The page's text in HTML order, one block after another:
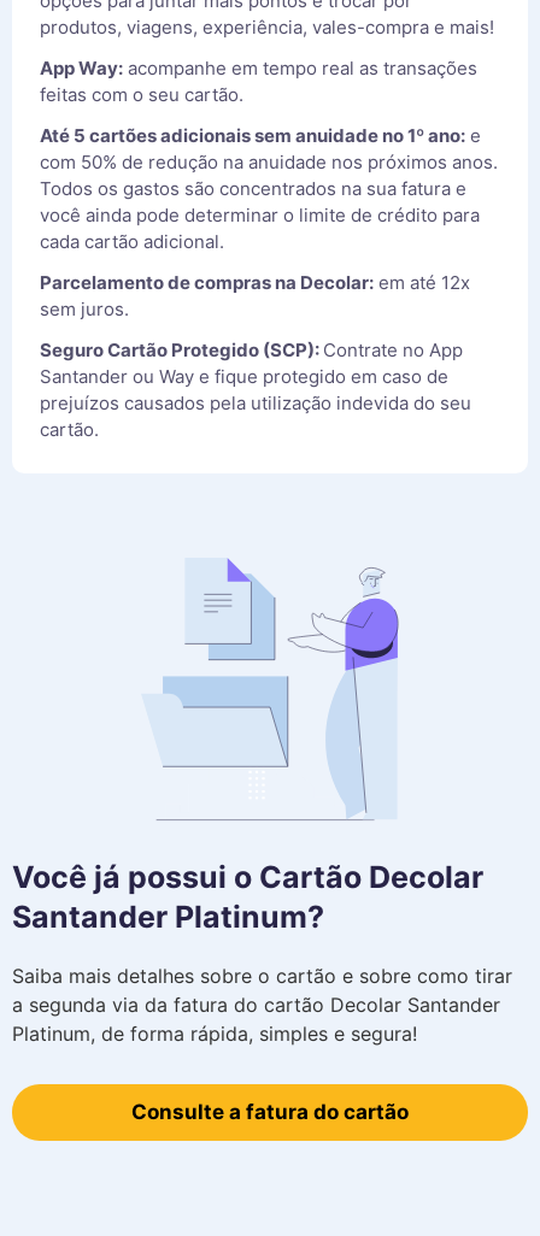
produtos, viagens, experiência, vales-compra e mais!
App Way: acompanhe em tempo real as transações
feitas com o seu cartão.
Até 5 cartões adicionais sem anuidade no 1º ano: e
com 50% de redução na anuidade nos próximos anos.
Todos os gastos são concentrados na sua fatura e
você ainda pode determinar o limite de crédito para
cada cartão adicional.
Parcelamento de compras na Decolar: em até 12x
sem juros.
Seguro Cartão Protegido (SCP): Contrate no App
Santander ou Way e fique protegido em caso de
prejuízos causados pela utilização indevida do seu
cartão.
Você já possui o Cartão Decolar
Santander Platinum?
Saiba mais detalhes sobre o cartão e sobre como tirar
a segunda via da fatura do cartão Decolar Santander
Platinum, de forma rápida, simples e segura!
Consulte a fatura do cartão